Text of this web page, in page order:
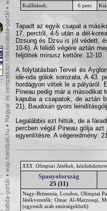
Kiállítások:
6 perc
Tapadt az egyik csapat a
17. perctől, 4-5 után a dél-
Dzsung és Dzsu is jól védett,
10-6). A félidő végére aztán
feljöttek mínusz kettőre: 12-10.
A folytatásban Tervel és
ide-oda gólok sorozata. A 43.
hordágyon vittek le a pályáról.
Pineau pedig már a másodikat
kapuba a csapatok, de aztán
21), Baudouin gyors
Legalábbis ezt hittük, de a
percben végül Pineau gólja
egyenlítésre. A végeredmény:
XXX. Olimpiai Játékok,
Spanyolország
25 (11)
Nagy-Britannia, London, Olimpiai
Játékvezetők: Omar Al-Marzouqi,
(egyesült arab emírségekbeli)